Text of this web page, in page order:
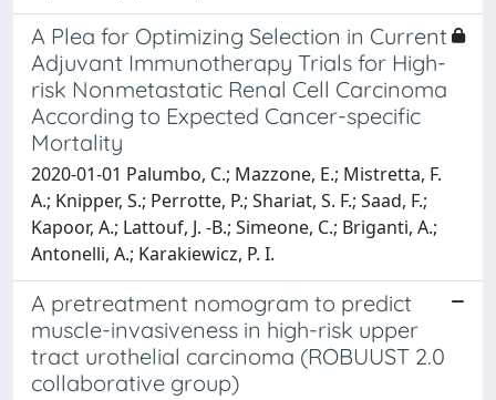
A Plea for Optimizing Selection in Current
Adjuvant Immunotherapy Trials for High-
risk Nonmetastatic Renal Cell Carcinoma
According to Expected Cancer-specific
Mortality
2020-01-01 Palumbo, C.; Mazzone, E.; Mistretta, F.
A.; Knipper, S.; Perrotte, P.; Shariat, S. F.; Saad, F.;
Kapoor, A.; Lattouf, J. -B.; Simeone, C.; Briganti, A.;
Antonelli, A.; Karakiewicz, P. I.
A pretreatment nomogram to predict
muscle-invasiveness in high-risk upper
tract urothelial carcinoma (ROBUUST 2.0
collaborative group)